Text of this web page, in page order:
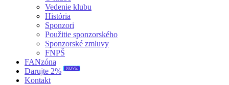
Vedenie klubu
História
Sponzori
Použitie sponzorského
Sponzorské zmluvy
FNPŠ
FANzóna
Darujte 2%
NOVÉ
Kontakt